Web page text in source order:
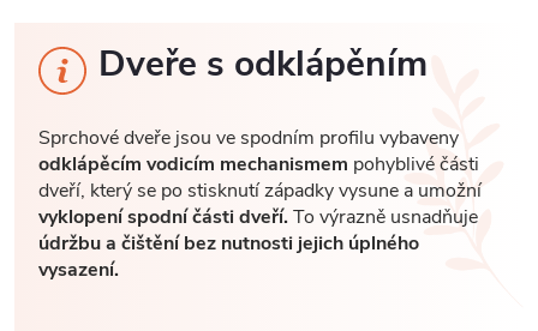
Dveře s odklápěním
Sprchové dveře jsou ve spodním profilu vybaveny
odklápěcím vodicím mechanismem pohyblivé části
dveří, který se po stisknutí západky vysune a umožní
vyklopení spodní části dveří.To výrazně usnadňuje
údržbu a čištění bez nutnosti jejich úplného
vysazení.